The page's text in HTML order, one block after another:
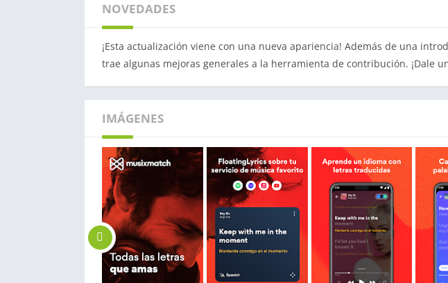
NOVEDADES
¡Esta actualización viene con una nueva apariencia! Además de una
trae algunas mejoras generales a la herramienta de contribución. ¡Dale
IMÁGENES